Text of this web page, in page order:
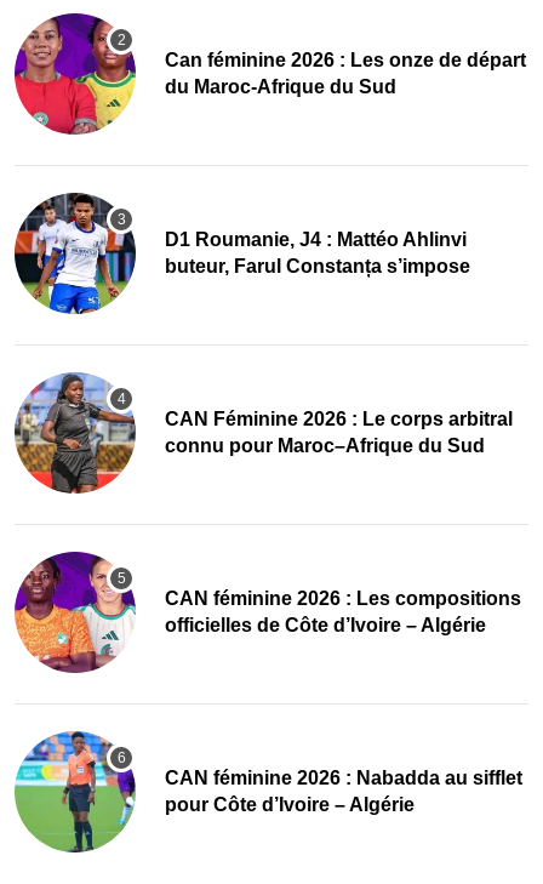
‎Can féminine 2026 : Les onze de départ
du Maroc-Afrique du Sud
D1 Roumanie, J4 : Mattéo Ahlinvi
buteur, Farul Constanța s’impose
‎CAN Féminine 2026 : Le corps arbitral
connu pour Maroc–Afrique du Sud
‎CAN féminine 2026 : Les compositions
officielles de Côte d’Ivoire – Algérie
‎CAN féminine 2026 : Nabadda au sifflet
pour Côte d’Ivoire – Algérie